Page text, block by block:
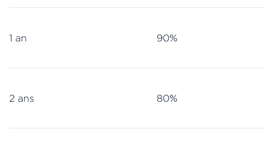
1 an 90%
2 ans 80%